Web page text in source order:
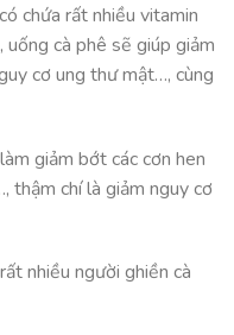
chứa rất nhiều vitamin
cà phê sẽ giúp giảm
cơ ung thư mật…, cùng
giảm bớt các cơn hen
thậm chí là giảm nguy cơ
nhiều người ghiền cà